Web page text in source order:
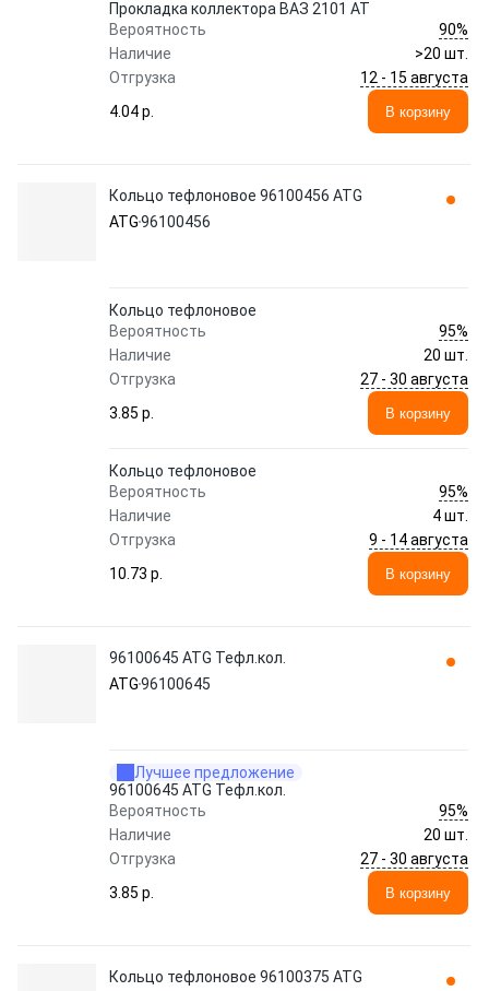
Прокладка коллектора ВАЗ 2101 АТ
Вероятность
90%
Наличие
>20 шт.
Отгрузка
12 - 15 августа
4.04 p.
В корзину
Кольцо тефлоновое 96100456 ATG
ATG96100456
Кольцо тефлоновое
Вероятность
95%
Наличие
20 шт.
Отгрузка
27 - 30 августа
3.85 p.
В корзину
Кольцо тефлоновое
Вероятность
95%
Наличие
4 шт.
Отгрузка
9 - 14 августа
10.73 p.
В корзину
96100645 ATG Тефл.кол.
ATG96100645
Лучшее предложение
96100645 ATG Тефл.кол.
Вероятность
95%
Наличие
20 шт.
Отгрузка
27 - 30 августа
3.85 p.
В корзину
Кольцо тефлоновое 96100375 ATG